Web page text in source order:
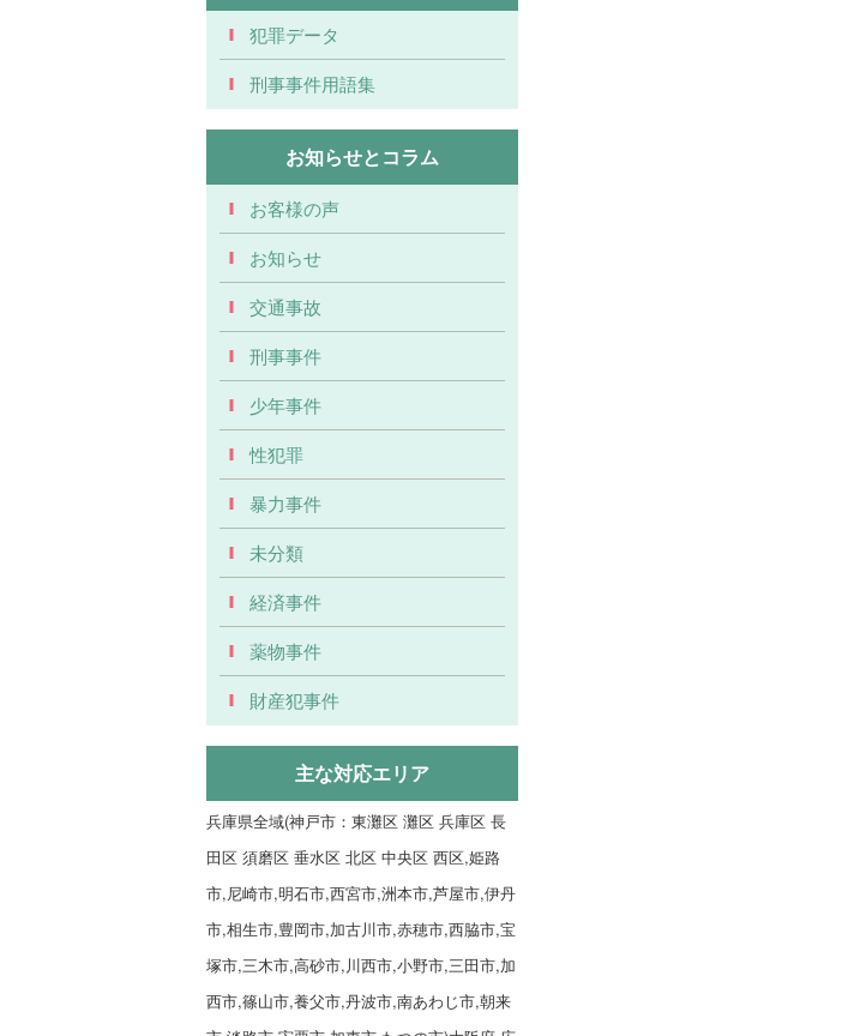
犯罪データ
刑事事件用語集
お知らせとコラム
お客様の声
お知らせ
交通事故
刑事事件
少年事件
性犯罪
暴力事件
未分類
経済事件
薬物事件
財産犯事件
主な対応エリア
兵庫県全域(神戸市：東灘区 灘区 兵庫区 長
田区 須磨区 垂水区 北区 中央区 西区,姫路
市,尼崎市,明石市,西宮市,洲本市,芦屋市,伊丹
市,相生市,豊岡市,加古川市,赤穂市,西脇市,宝
塚市,三木市,高砂市,川西市,小野市,三田市,加
西市,篠山市,養父市,丹波市,南あわじ市,朝来